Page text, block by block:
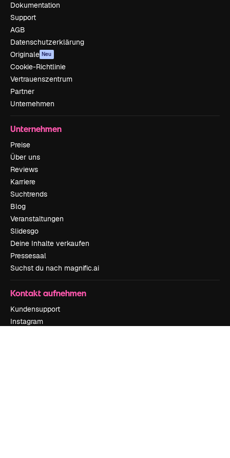
Dokumentation
Support
AGB
Datenschutzerklärung
Originale Neu
Cookie-Richtlinie
Vertrauenszentrum
Partner
Unternehmen
Unternehmen
Preise
Über uns
Reviews
Karriere
Suchtrends
Blog
Veranstaltungen
Slidesgo
Deine Inhalte verkaufen
Pressesaal
Suchst du nach magnific.ai
Kontakt aufnehmen
Kundensupport
Instagram